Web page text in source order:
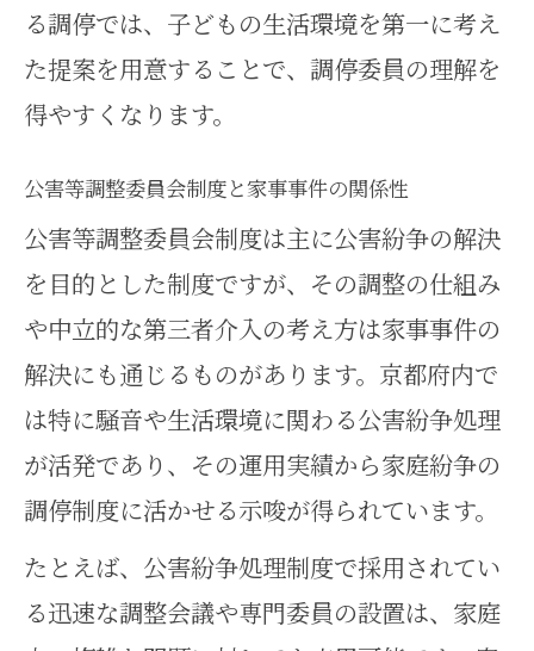
る調停では、子どもの生活環境を第一に考え
た提案を用意することで、調停委員の理解を
得やすくなります。
公害等調整委員会制度と家事事件の関係性
公害等調整委員会制度は主に公害紛争の解決
を目的とした制度ですが、その調整の仕組み
や中立的な第三者介入の考え方は家事事件の
解決にも通じるものがあります。京都府内で
は特に騒音や生活環境に関わる公害紛争処理
が活発であり、その運用実績から家庭紛争の
調停制度に活かせる示唆が得られています。
たとえば、公害紛争処理制度で採用されてい
る迅速な調整会議や専門委員の設置は、家庭